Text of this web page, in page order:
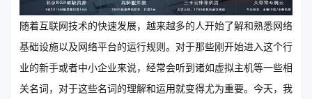
随着互联网技术的快速发展，越来越多的人开始了解和熟悉网络
基础设施以及网络平台的运行规则。对于那些刚开始进入这个行
业的新手或者中小企业来说，经常会听到诸如虚拟主机等一些相
关名词，对于这些名词的理解和运用就变得尤为重要。今天，我